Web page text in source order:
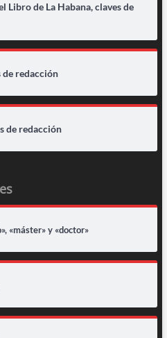
Libro de La Habana, claves de
redacción
de redacción
«máster» y «doctor»